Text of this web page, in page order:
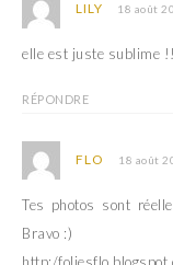
LILY 18 août
elle est juste sublime
RÉPONDRE
FLO 18 août
Tes photos sont
Bravo :)